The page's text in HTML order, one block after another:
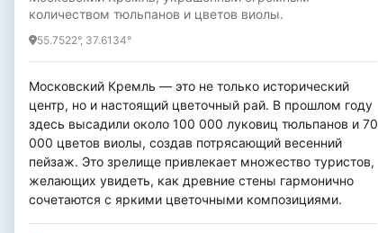
количеством тюльпанов и цветов виолы.
55.7522°, 37.6134°
Московский Кремль — это не только исторический
центр, но и настоящий цветочный рай. В прошлом году
здесь высадили около 100 000 луковиц тюльпанов и 70
000 цветов виолы, создав потрясающий весенний
пейзаж. Это зрелище привлекает множество туристов,
желающих увидеть, как древние стены гармонично
сочетаются с яркими цветочными композициями.